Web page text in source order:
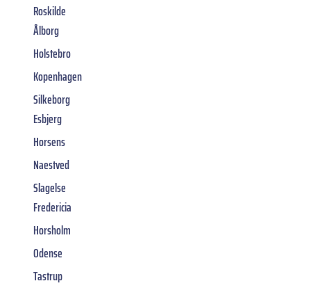
Roskilde
Ålborg
Holstebro
Kopenhagen
Silkeborg
Esbjerg
Horsens
Naestved
Slagelse
Fredericia
Horsholm
Odense
Tastrup